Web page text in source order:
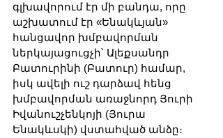
գլխավորում էր մի բանդա, որը
աշխատում էր «Ենակևյան»
հանցավոր խմբավորման
ներկայացուցչի՝ Ալեքսանդր
Բատուրինի (Բատուր) համար,
իսկ ավելի ուշ դարձավ հենց
խմբավորման առաջնորդ Յուրի
Իվանուշչենկոյի (Յուրա
Ենակևսկի) վստահված անձը։